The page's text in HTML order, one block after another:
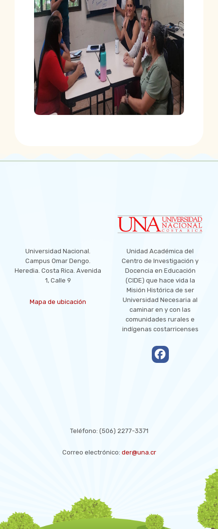
Universidad Nacional.
Campus Omar Dengo.
Heredia. Costa Rica. Avenida
1, Calle 9
Mapa de ubicación
Unidad Académica del
Centro de Investigación y
Docencia en Educación
(CIDE) que hace vida la
Misión Histórica de ser
Universidad Necesaria al
caminar en y con las
comunidades rurales e
indígenas costarricenses
empty
Teléfono: (506) 2277-3371
Correo electrónico: der@una.cr